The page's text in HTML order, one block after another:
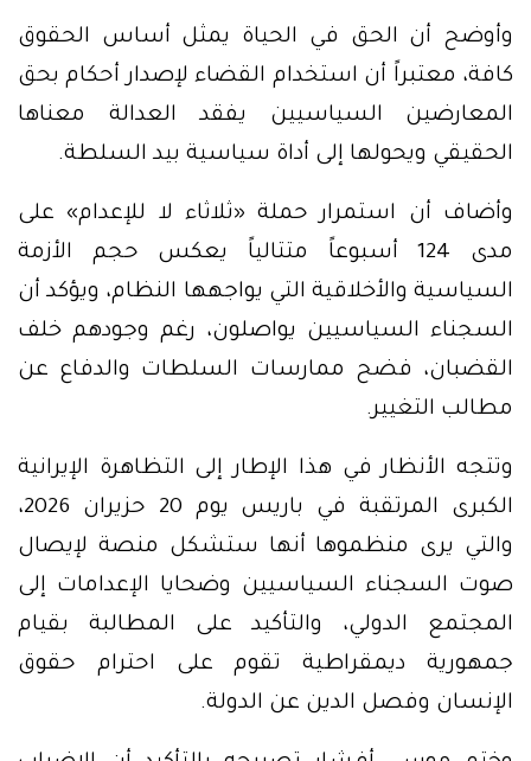
وأوضح أن الحق في الحياة يمثل أساس الحقوق
كافة، معتبراً أن استخدام القضاء لإصدار أحكام بحق
المعارضين السياسيين يفقد العدالة معناها
الحقيقي ويحولها إلى أداة سياسية بيد السلطة.
وأضاف أن استمرار حملة «ثلاثاء لا للإعدام» على
مدى 124 أسبوعاً متتالياً يعكس حجم الأزمة
السياسية والأخلاقية التي يواجهها النظام، ويؤكد أن
السجناء السياسيين يواصلون، رغم وجودهم خلف
القضبان، فضح ممارسات السلطات والدفاع عن
مطالب التغيير.
وتتجه الأنظار في هذا الإطار إلى التظاهرة الإيرانية
الكبرى المرتقبة في باريس يوم 20 حزيران 2026،
والتي يرى منظموها أنها ستشكل منصة لإيصال
صوت السجناء السياسيين وضحايا الإعدامات إلى
المجتمع الدولي، والتأكيد على المطالبة بقيام
جمهورية ديمقراطية تقوم على احترام حقوق
الإنسان وفصل الدين عن الدولة.